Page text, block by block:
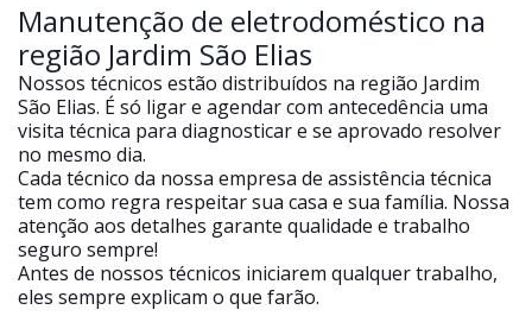
Manutenção de eletrodoméstico na
região Jardim São Elias
Nossos técnicos estão distribuídos na região Jardim
São Elias. É só ligar e agendar com antecedência uma
visita técnica para diagnosticar e se aprovado resolver
no mesmo dia.
Cada técnico da nossa empresa de assistência técnica
tem como regra respeitar sua casa e sua família. Nossa
atenção aos detalhes garante qualidade e trabalho
seguro sempre!
Antes de nossos técnicos iniciarem qualquer trabalho,
eles sempre explicam o que farão.